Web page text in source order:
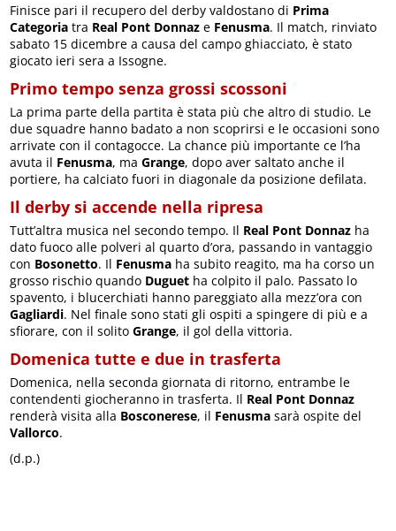
Finisce pari il recupero del derby valdostano di Prima
Categoria tra Real Pont Donnaz e Fenusma. Il match, rinviato
sabato 15 dicembre a causa del campo ghiacciato, è stato
giocato ieri sera a Issogne.
Primo tempo senza grossi scossoni
La prima parte della partita è stata più che altro di studio. Le
due squadre hanno badato a non scoprirsi e le occasioni sono
arrivate con il contagocce. La chance più importante ce l’ha
avuta il Fenusma, maGrange, dopo aver saltato anche il
portiere, ha calciato fuori in diagonale da posizione defilata.
Il derby si accende nella ripresa
Tutt’altra musica nel secondo tempo. Il Real Pont Donnaz ha
dato fuoco alle polveri al quarto d’ora, passando in vantaggio
con Bosonetto. Il Fenusma ha subito reagito, ma ha corso un
grosso rischio quando Duguet ha colpito il palo. Passato lo
spavento, i blucerchiati hanno pareggiato alla mezz’ora con
Gagliardi. Nel finale sono stati gli ospiti a spingere di più e a
sfiorare, con il solitoGrange, il gol della vittoria.
Domenica tutte e due in trasferta
Domenica, nella seconda giornata di ritorno, entrambe le
contendenti giocheranno in trasferta. Il Real Pont Donnaz
renderà visita alla Bosconerese, il Fenusma sarà ospite del
Vallorco.
(d.p.)